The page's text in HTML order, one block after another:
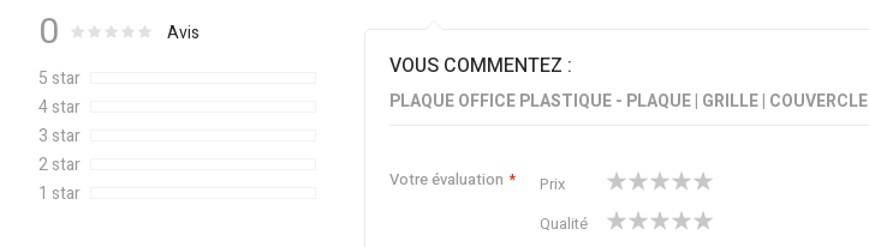
0 Évaluation : % of100
Avis
5 star
4 star
3 star
2 star
1 star
VOUS COMMENTEZ :
PLAQUE OFFICE PLASTIQUE - PLAQUE | GRILLE | COUVERCLE
Votre évaluation Prix
1
star
2
stars
3
stars
4
stars
5
stars
Qualité
1
star
2
stars
3
stars
4
stars
5
stars